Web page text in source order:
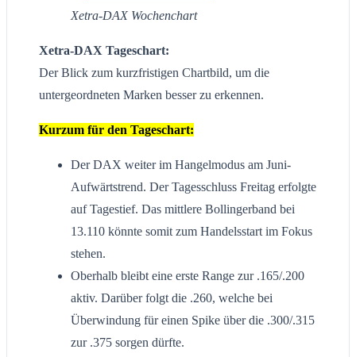
Xetra-DAX Wochenchart
Xetra-DAX Tageschart:
Der Blick zum kurzfristigen Chartbild, um die
untergeordneten Marken besser zu erkennen.
Kurzum für den Tageschart:
Der DAX weiter im Hangelmodus am Juni-
Aufwärtstrend. Der Tagesschluss Freitag erfolgte
auf Tagestief. Das mittlere Bollingerband bei
13.110 könnte somit zum Handelsstart im Fokus
stehen.
Oberhalb bleibt eine erste Range zur .165/.200
aktiv. Darüber folgt die .260, welche bei
Überwindung für einen Spike über die .300/.315
zur .375 sorgen dürfte.